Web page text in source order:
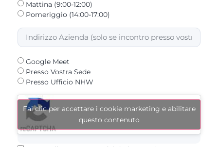
Mattina (9:00-12:00)
Pomeriggio (14:00-17:00)
Google Meet
Presso Vostra Sede
Presso Ufficio NHW
Fai clic per accettare i cookie marketing e abilitare
questo contenuto